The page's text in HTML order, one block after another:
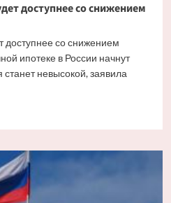
доступнее со снижением
доступнее со снижением
ипотеке в России начнут
невысокой, заявила